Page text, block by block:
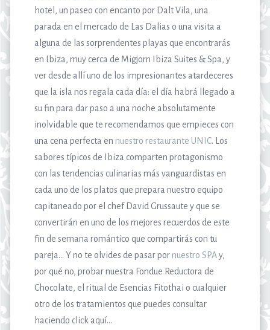
hotel, un paseo con encanto por Dalt Vila, una
parada en el mercado de Las Dalias o una visita a
alguna de las sorprendentes playas que encontrarás
en Ibiza, muy cerca de Migjorn Ibiza Suites & Spa, y
ver desde allí uno de los impresionantes atardeceres
que la isla nos regala cada día: el día habrá llegado a
su fin para dar paso a una noche absolutamente
inolvidable que te recomendamos que empieces con
una cena perfecta en nuestro restaurante UNIC. Los
sabores típicos de Ibiza comparten protagonismo
con las tendencias culinarias más vanguardistas en
cada uno de los platos que prepara nuestro equipo
capitaneado por el chef David Grussaute y que se
convertirán en uno de los mejores recuerdos de este
fin de semana romántico que compartirás con tu
pareja… Y no te olvides de pasar por nuestro SPAy,
por qué no, probar nuestra Fondue Reductora de
Chocolate, el ritual de Esencias Fitothai o cualquier
otro de los tratamientos que puedes consultar
haciendo click aquí…